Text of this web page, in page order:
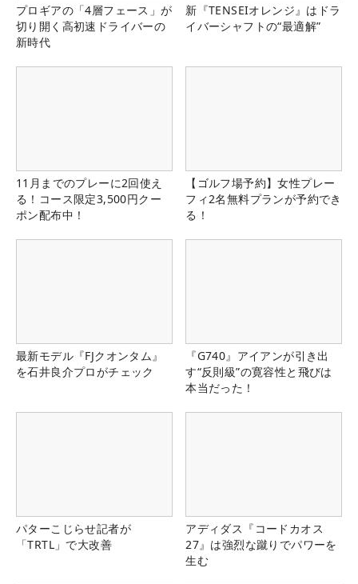
プロギアの「4層フェース」が
切り開く高初速ドライバーの
新時代
新『TENSEIオレンジ』はドラ
イバーシャフトの“最適解”
11月までのプレーに2回使え
る！コース限定3,500円クー
ポン配布中！
【ゴルフ場予約】女性プレー
フィ2名無料プランが予約でき
る！
最新モデル『FJクオンタム』
を石井良介プロがチェック
『G740』アイアンが引き出
す“反則級”の寛容性と飛びは
本当だった！
パターこじらせ記者が
「TRTL」で大改善
アディダス『コードカオス
27』は強烈な蹴りでパワーを
生む